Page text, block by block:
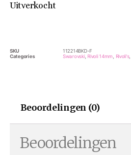
Uitverkocht
SKU
112214BKD-F
Categories
Swarovski, Rivoli 14mm Rivoli's,
Beoordelingen (0)
Beoordelingen